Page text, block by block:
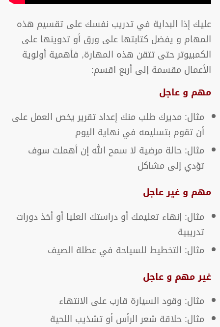
عليك إذا البداية في تدريب نفسك على تقسيم هذه
المهام و يفضل كتابتها على ورق أو تدوينها على
الكمبيوتر حتى تتقن هذه المهارة, فأهمية أولوية
الأعمال مقسمة إلى أربع اقسم:
مهم و عاجل
مثال: مديرك طلب منك إعداد تقرير يخص العمل على
أن تقوم بتسليمه في نهاية اليوم
مثال: حالة مرضية لا سمح الله إن أهملت سوف
تؤدي إلى مشاكل
مهم و غير عاجل
مثال: إنهاء تعليمك أو دراستك العليا أو أخذ دورات
تدريبية
مثال: التخطيط للسياحة في عطلة الصيف
غير مهم و عاجل
مثال: وقود السيارة قارب على الانتهاء
مثال: حلاقة شعر الرأس أو تشذيب اللحية